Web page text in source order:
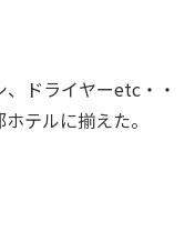
ドライヤーetc・・
テルに揃えた。